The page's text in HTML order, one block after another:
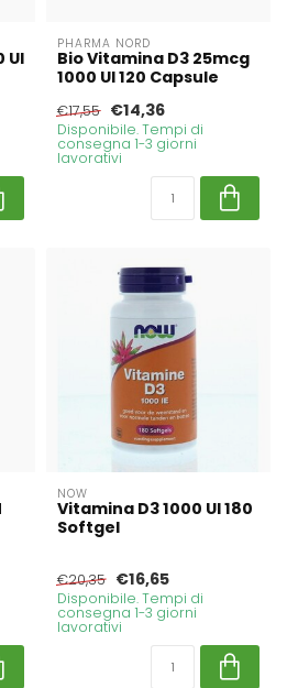
UI
PHARMA NORD
Bio Vitamina D3 25mcg
1000 UI 120 Capsule
€17,55 €14,36
Disponibile. Tempi di
consegna 1-3 giorni
lavorativi
NOW
Vitamina D3 1000 UI 180
Softgel
€20,35 €16,65
Disponibile. Tempi di
consegna 1-3 giorni
lavorativi